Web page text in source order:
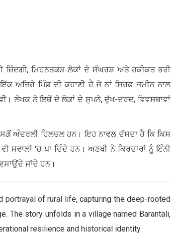
ਜ਼ਿੰਦਗੀ, ਮਿਹਨਤਕਸ਼ ਲੋਕਾਂ ਦੇ ਸੰਘਰਸ਼ ਅਤੇ ਹਕੀਕਤ ਭਰੀ
ਅਜਿਹੇ ਪਿੰਡ ਦੀ ਕਹਾਣੀ ਹੈ ਜੋ ਨਾਂ ਸਿਰਫ਼ ਜਮੀਨ ਨਾਲ
ਲੇਖਕ ਨੇ ਇਥੋਂ ਦੇ ਲੋਕਾਂ ਦੇ ਸੁਪਨੇ, ਦੁੱਖ-ਦਰਦ, ਵਿਵਸਥਾਵਾਂ
ਸਗੋਂ ਅੰਦਰਲੀ ਹਿਲਚਲ ਹਨ। ਇਹ ਨਾਵਲ ਦੱਸਦਾ ਹੈ ਕਿ ਕਿਸ
'ਚ ਪਾ ਦਿੰਦੇ ਹਨ। ਅਣਖੀ ਨੇ ਕਿਰਦਾਰਾਂ ਨੂੰ ਇੰਨੀ
ਜਾਂਦੇ ਹਨ।
portrayal of rural life, capturing the deep-rooted
The story unfolds in a village named Barantali,
resilience and historical identity.